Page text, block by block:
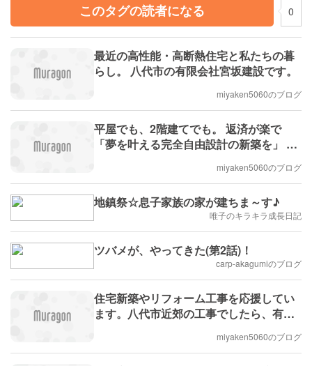
このタグの読者になる
0
最近の高性能・高断熱住宅と私たちの暮
らし。 八代市の有限会社宮坂建設です。
miyaken5060のブログ
平屋でも、2階建てでも。 返済が楽で
「夢を叶える完全自由設計の新築を」 八
miyaken5060のブログ
地鎮祭☆息子家族の家が建ちま～す♪
唯子のキラキラ成長日記
ツバメが、やってきた(第2話)！
carp-akagumiのブログ
住宅新築やリフォーム工事を応援してい
ます。八代市近郊の工事でしたら、有限
miyaken5060のブログ